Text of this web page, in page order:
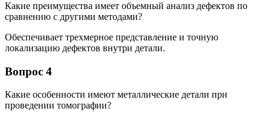
Какие преимущества имеет объемный анализ дефектов по
сравнению с другими методами?
Обеспечивает трехмерное представление и точную
локализацию дефектов внутри детали.
Вопрос 4
Какие особенности имеют металлические детали при
проведении томографии?